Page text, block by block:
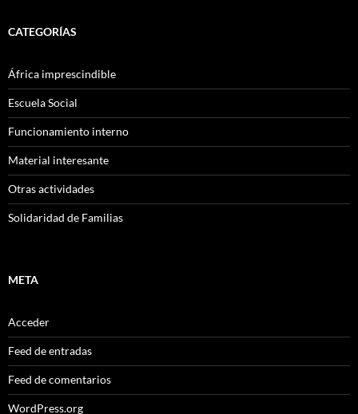
CATEGORÍAS
África imprescindible
Escuela Social
Funcionamiento interno
Material interesante
Otras actividades
Solidaridad de Familias
META
Acceder
Feed de entradas
Feed de comentarios
WordPress.org